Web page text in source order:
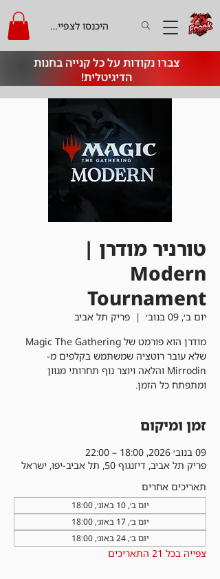
צברו נקודות על כל קנייה בחנות
הדיגיטלית!
היכנסו לצפייה בקרדיט
טורניר מודרן |
Modern
Tournament
יום ב׳, 09 בנוב׳
  |
פריק תל אביב
מודרן הוא פורמט של Magic The Gathering
שלא עובר רוטציה שמשתמש בקלפים מ-
Mirrodin והלאה ויוצר נוף תחרותי מגוון
ומתפתח כל הזמן.
זמן ומיקום
09 בנוב׳ 2026, 18:00 – 22:00
פריק תל אביב, דיזנגוף 50, תל אביב-יפו, ישראל
תאריכים אחרים
יום ב׳, 10 באוג׳, 18:00
יום ב׳, 17 באוג׳, 18:00
יום ב׳, 24 באוג׳, 18:00
צפייה בכל 21 התאריכים